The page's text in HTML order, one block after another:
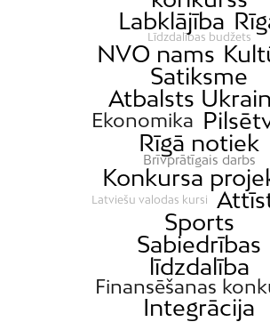
Labklājība
Līdzdalības budžets
NVO nams
Satiksme
Atbalsts
Ekonomika
Rīgā notiek
Brīvprātīgais darbs
Konkursa
Latviešu valodas kursi
Sports
Sabiedrības
līdzdalība
Finansēšanas
Integrācija